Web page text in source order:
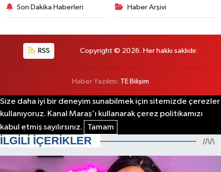
Son Dakika Haberleri Haber Arşivi
RSS Copyright © 2026. Her hakkı saklıdır.
Haber Yazılımı: TE Bilişim
Size daha iyi bir deneyim sunabilmek için sitemizde çerezler
kullanıyoruz. Kanal Maraş'ı kullanarak çerez politikamızı
kabul etmiş sayılırsınız.
Tamam